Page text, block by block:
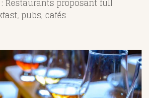
: Restaurants proposant full
pubs, cafés